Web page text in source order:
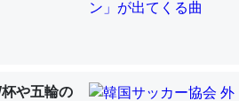
ニ・ウミグモ）はカルシウムを使わずキ
や五輪の